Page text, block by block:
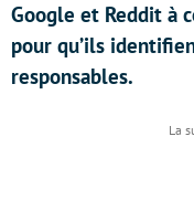
Google et Reddit à
pour qu’ils
responsables.